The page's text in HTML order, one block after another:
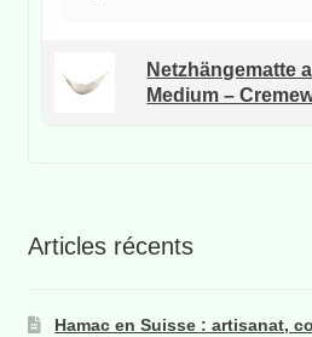
Netzhängematte
Medium –
Articles récents
Hamac en Suisse : artisanat,